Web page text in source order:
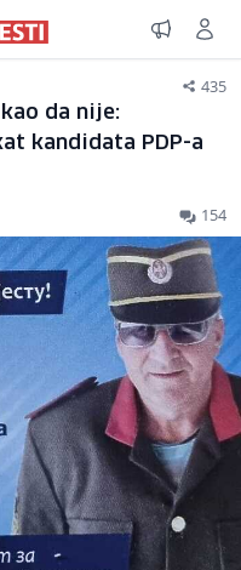
435
da nije:
kandidata PDP-a
154